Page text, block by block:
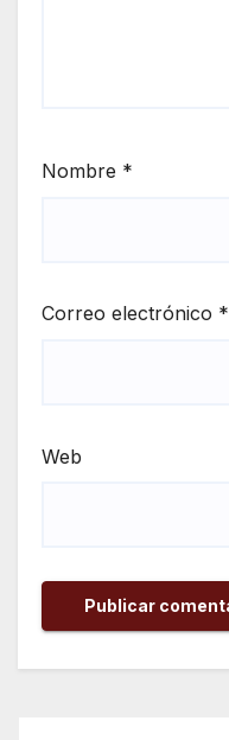
Nombre *
Correo electrónico *
Web